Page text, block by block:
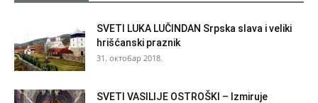
SVETI LUKA LUČINDAN Srpska slava i veliki
hrišćanski praznik
31. октобар 2018.
SVETI VASILIJE OSTROŠKI – Izmiruje